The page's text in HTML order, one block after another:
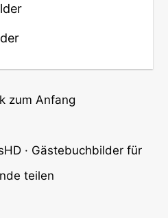
zum Anfang
· Gästebuchbilder für
teilen